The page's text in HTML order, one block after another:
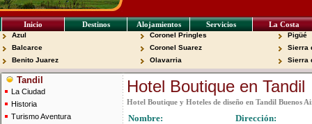
Inicio Destinos Alojamientos Servicios La Costa
Azul
Balcarce
Benito Juarez
Coronel Pringles
Coronel Suarez
Olavarria
Pigüé
Sierra
Sierra
Tandil
La Ciudad
Historia
Turismo Aventura
Hotel Boutique en Tandil
Hotel Boutique y Hoteles de diseño en Tandil Buenos
Nombre: Dirección: